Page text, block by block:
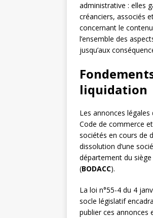
administrative : elles
créanciers, associés
concernant le
l’ensemble des
jusqu’aux
liquidation
Les annonces
Code de commerce
sociétés en cours de
dissolution d’une
département du siège
(BODACC).
La loi n°55-4 du 4
socle législatif
publier ces annonces